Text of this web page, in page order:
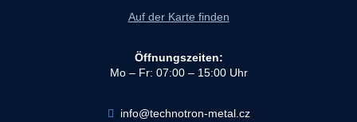
Auf der Karte finden
Öffnungszeiten:
Mo – Fr: 07:00 – 15:00 Uhr
info@technotron-metal.cz